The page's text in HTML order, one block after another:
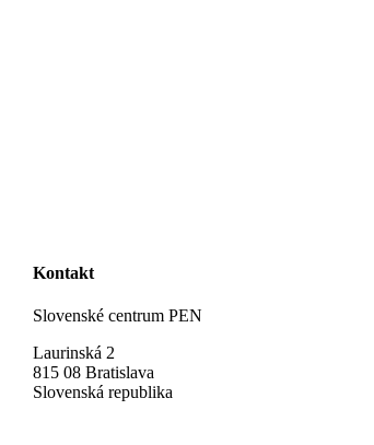
Kontakt
Slovenské centrum PEN
Laurinská 2
815 08 Bratislava
Slovenská republika